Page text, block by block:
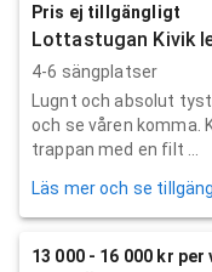
Pris ej tillgängligt
Lottastugan Kivik
4-6 sängplatser
Lugnt och absolut
och se våren komma.
trappan med en filt ...
Läs mer och se
13 000 - 16 000 kr per